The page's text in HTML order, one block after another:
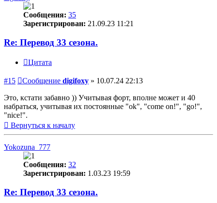
Сообщения: 35
Зарегистрирован: 21.09.23 11:21
Re: Перевод 33 сезона.
Цитата
#15 Сообщение digifoxy » 10.07.24 22:13
Это, кстати забавно )) Учитывая форт, вполне может и 40
набраться, учитывая их постоянные "ok", "come on!", "go!",
"nice!".
Вернуться к началу
Yokozuna_777
Сообщения: 32
Зарегистрирован: 1.03.23 19:59
Re: Перевод 33 сезона.